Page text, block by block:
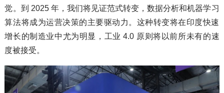
觉。到 2025 年，我们将见证范式转变，数据分析和机器学习
算法将成为运营决策的主要驱动力。这种转变将在印度快速
增长的制造业中尤为明显，工业 4.0 原则将以前所未有的速
度被接受。